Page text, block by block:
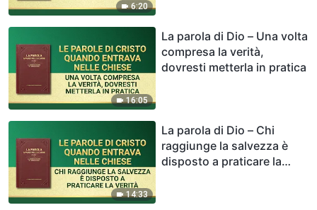
6:20
16:05
La parola di Dio – Una volta
compresa la verità,
dovresti metterla in pratica
14:33
La parola di Dio – Chi
raggiunge la salvezza è
disposto a praticare la